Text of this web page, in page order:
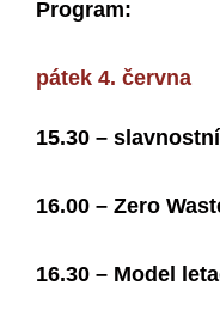
Program:
pátek 4. června
15.30 –
16.00 – Zero
16.30 – Model